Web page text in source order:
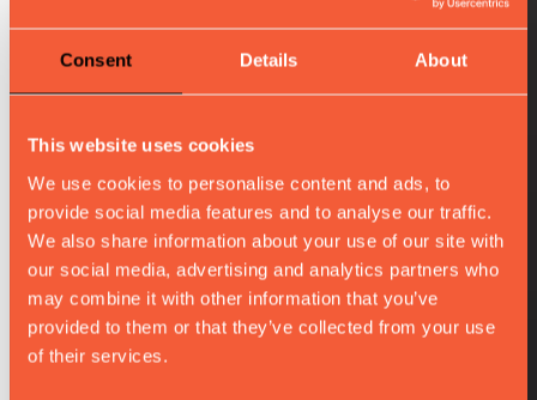
Consent Details About
This website uses cookies
We use cookies to personalise content and ads, to
provide social media features and to analyse our traffic.
We also share information about your use of our site with
our social media, advertising and analytics partners who
may combine it with other information that you’ve
provided to them or that they’ve collected from your use
of their services.